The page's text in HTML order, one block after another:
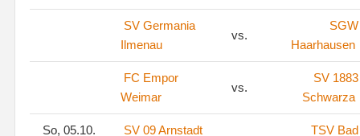
SV Germania
Ilmenau
vs.
SGW
Haarhausen
FC Empor
Weimar
vs.
SV 1883
Schwarza
So, 05.10.
SV 09 Arnstadt
TSV Bad